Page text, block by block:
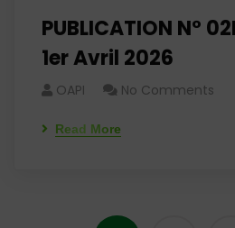
PUBLICATION N°
1er Avril 2026
OAPI No Comments
Read More